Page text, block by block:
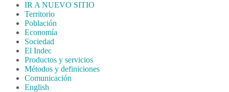
IR A NUEVO SITIO
Territorio
Población
Economía
Sociedad
El Indec
Productos y servicios
Métodos y definiciones
Comunicación
English